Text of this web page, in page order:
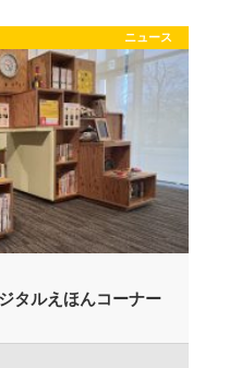
ニュース
タルえほんコーナー